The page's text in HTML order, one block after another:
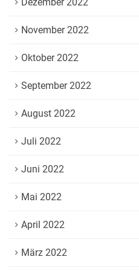
November 2022
Oktober 2022
September 2022
August 2022
Juli 2022
Juni 2022
Mai 2022
April 2022
März 2022